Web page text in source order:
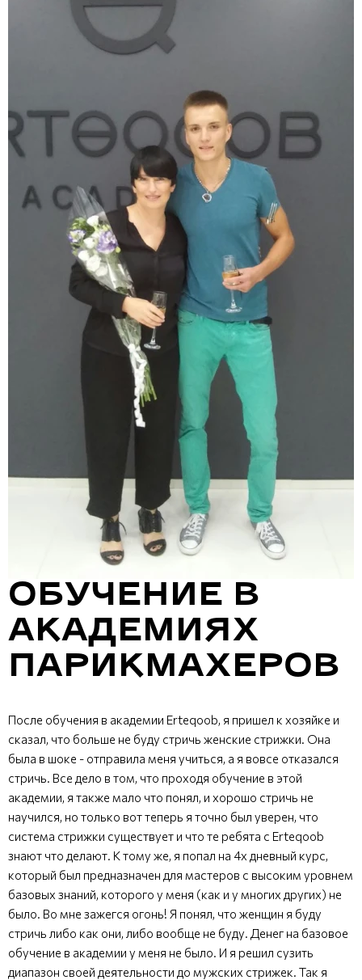
ОБУЧЕНИЕ В
АКАДЕМИЯХ
ПАРИКМАХЕРОВ
После обучения в академии Erteqoob, я пришел к хозяйке и
сказал, что больше не буду стричь женские стрижки. Она
была в шоке - отправила меня учиться, а я вовсе отказался
стричь. Все дело в том, что проходя обучение в этой
академии, я также мало что понял, и хорошо стричь не
научился, но только вот теперь я точно был уверен, что
система стрижки существует и что те ребята с Erteqoob
знают что делают. К тому же, я попал на 4х дневный курс,
который был предназначен для мастеров с высоким уровнем
базовых знаний, которого у меня (как и у многих других) не
было. Во мне зажегся огонь! Я понял, что женщин я буду
стричь либо как они, либо вообще не буду. Денег на базовое
обучение в академии у меня не было. И я решил сузить
диапазон своей деятельности до мужских стрижек. Так я